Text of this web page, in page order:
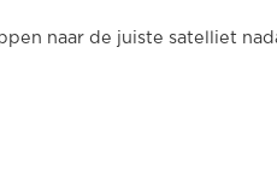
naar de juiste satelliet